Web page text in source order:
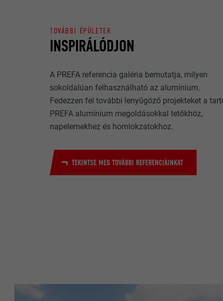
INSPIRÁLÓDJON
TOVÁBBI ÉPÜLETEK
A PREFA referencia galéria bemutatja, milyen
sokoldalúan felhasználható az alumínium.
Fedezzen fel további lenyűgöző projekteket a
PREFA alumínium megoldásokkal tetőkhöz,
napelemekhez és homlokzatokhoz.
TEKINTSE MEG TOVÁBBI REFERENCIÁINKAT
NÉV
CÉL
FOLYAMAT
NÉV
MARKETING
A „marketing
(harmadik fél
érdekében a
akkor a
engedélyezést